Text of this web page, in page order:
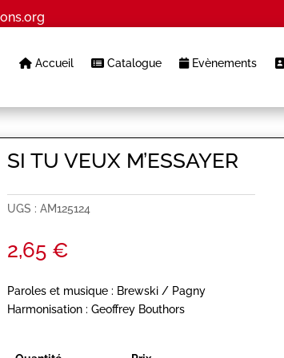
Accueil Catalogue Evènements
SI TU VEUX M’ESSAYER
UGS :AM125124
2,65 €
Paroles et musique : Brewski / Pagny
Harmonisation : Geoffrey Bouthors